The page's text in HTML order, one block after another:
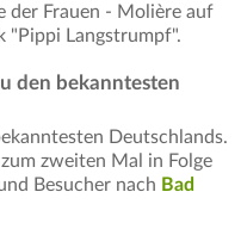
der Frauen - Molière auf
"Pippi Langstrumpf".
den bekanntesten
Deutschlands.
zweiten Mal in Folge
Besucher nach Bad